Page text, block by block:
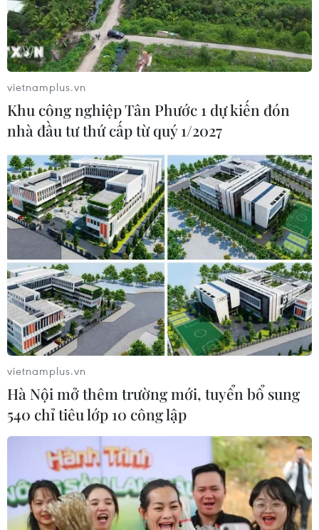
vietnamplus.vn
Khu công nghiệp Tân Phước 1 dự kiến đón
nhà đầu tư thứ cấp từ quý 1/2027
vietnamplus.vn
Hà Nội mở thêm trường mới, tuyển bổ sung
540 chỉ tiêu lớp 10 công lập